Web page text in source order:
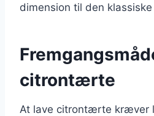
dimension til den
citrontærte
At lave citrontærte kræver